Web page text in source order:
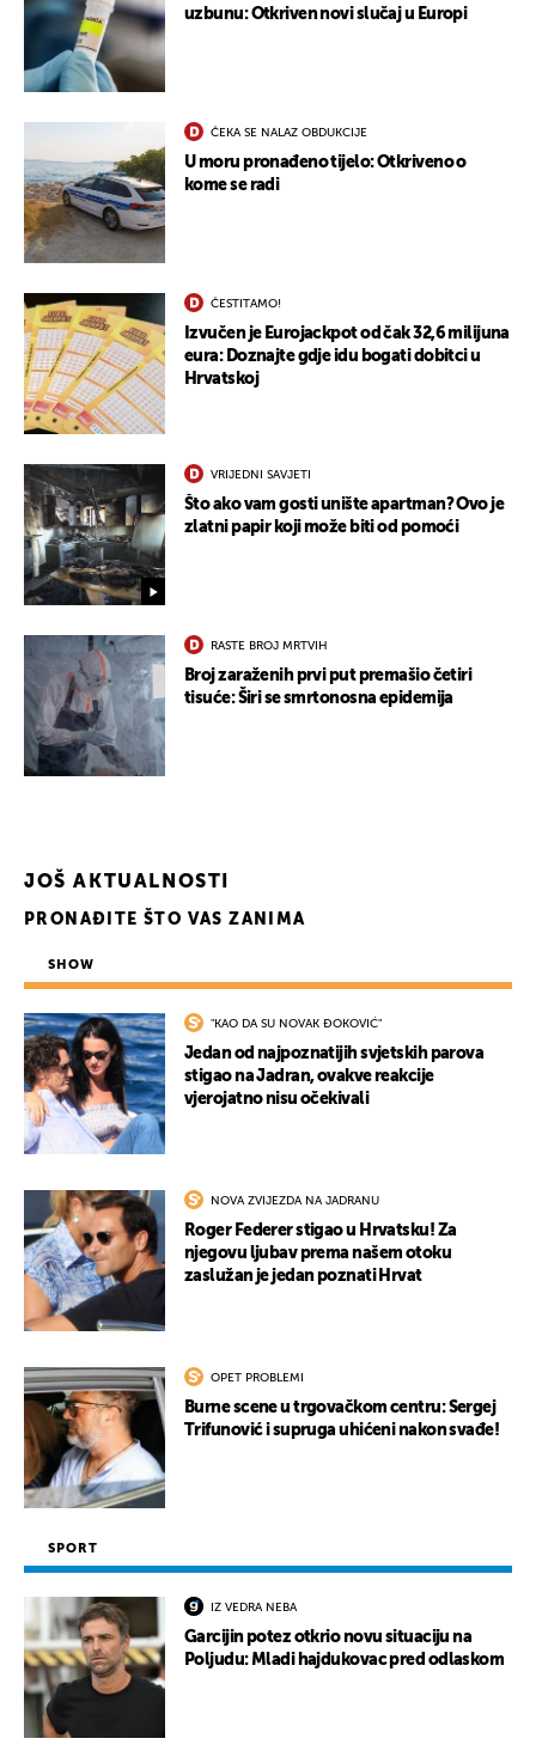
uzbunu: Otkriven novi slučaj u Europi
ČEKA SE NALAZ OBDUKCIJE
U moru pronađeno tijelo: Otkriveno o
kome se radi
ČESTITAMO!
Izvučen je Eurojackpot od čak 32,6 milijuna
eura: Doznajte gdje idu bogati dobitci u
Hrvatskoj
VRIJEDNI SAVJETI
Što ako vam gosti unište apartman? Ovo je
zlatni papir koji može biti od pomoći
RASTE BROJ MRTVIH
Broj zaraženih prvi put premašio četiri
tisuće: Širi se smrtonosna epidemija
JOŠ AKTUALNOSTI
PRONAĐITE ŠTO VAS ZANIMA
SHOW
"KAO DA SU NOVAK ĐOKOVIĆ"
Jedan od najpoznatijih svjetskih parova
stigao na Jadran, ovakve reakcije
vjerojatno nisu očekivali
NOVA ZVIJEZDA NA JADRANU
Roger Federer stigao u Hrvatsku! Za
njegovu ljubav prema našem otoku
zaslužan je jedan poznati Hrvat
OPET PROBLEMI
Burne scene u trgovačkom centru: Sergej
Trifunović i supruga uhićeni nakon svađe!
SPORT
IZ VEDRA NEBA
Garcijin potez otkrio novu situaciju na
Poljudu: Mladi hajdukovac pred odlaskom
UKLJUČITE NOTIFIKACIJE